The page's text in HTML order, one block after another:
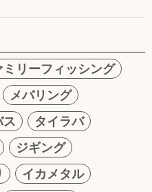
ミリーフィッシング
メバリング
タイラバ
ジギング
イカメタル